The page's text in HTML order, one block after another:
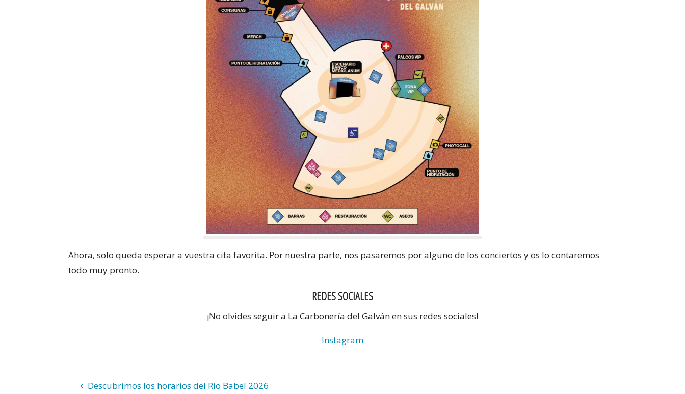
Ahora, solo queda esperar a vuestra cita favorita. Por nuestra parte, nos pasaremos por alguno de los conciertos y os lo contaremos
todo muy pronto.
REDES SOCIALES
¡No olvides seguir a La Carbonería del Galván en sus redes sociales!
Instagram
Descubrimos los horarios del Río Babel 2026